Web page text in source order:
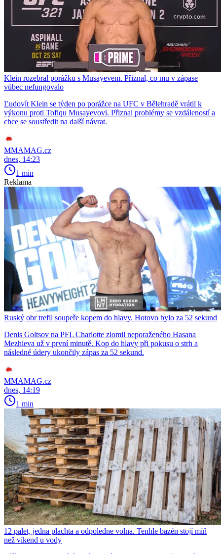
Klein rozebral porážku s Musayevem. Přiznal, co mu v zápase
vůbec nefungovalo
Ľudovít Klein se týden po porážce na UFC v Bělehradě vrátil k
výkonu proti Tofiqu Musayevovi. Přiznal problémy se vzdáleností a
chce se soustředit na další návrat.
MMAMAG.cz
dnes, 14:23
1 min
Reklama
Ruský obr trefil soupeře kopem do hlavy. Hotovo bylo za 52 sekund
Denis Goltsov na PFL Charlotte zlomil neporaženého Hasana
Mezhieva už v první minutě. Kop do hlavy při pokusu o strh a
následné údery ukončily zápas za 52 sekund.
MMAMAG.cz
dnes, 14:19
1 min
12 palet, jedna plachta a odpoledne volna. Tenhle bazén stojí míň
než víkend u vody